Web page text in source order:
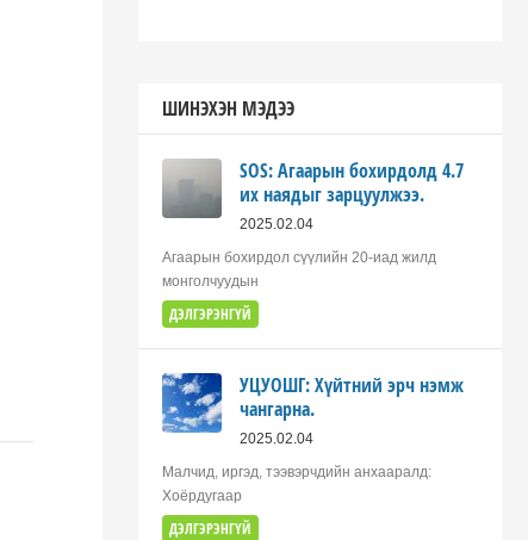
ШИНЭХЭН МЭДЭЭ
SOS: Агаарын бохирдолд 4.7
их наядыг зарцуулжээ.
2025.02.04
Агаарын бохирдол сүүлийн 20-иад жилд
монголчуудын
ДЭЛГЭРЭНГҮЙ
УЦУОШГ: Хүйтний эрч нэмж
чангарна.
2025.02.04
Малчид, иргэд, тээвэрчдийн анхааралд:
Хоёрдугаар
ДЭЛГЭРЭНГҮЙ